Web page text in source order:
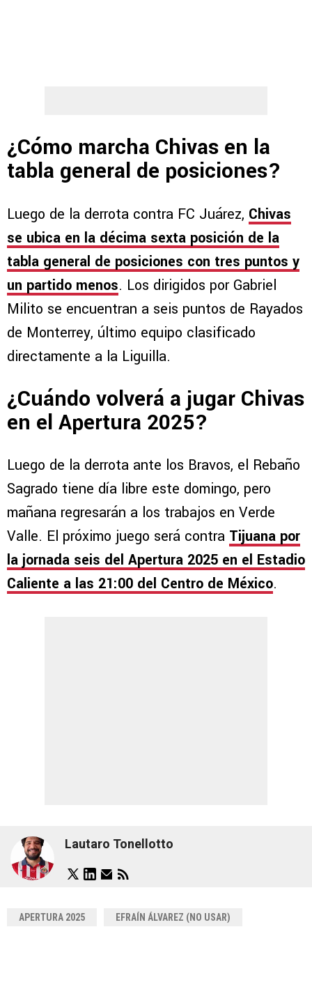
¿Cómo marcha Chivas en la
tabla general de posiciones?
Luego de la derrota contra FC Juárez, Chivas
se ubica en la décima sexta posición de la
tabla general de posiciones con tres puntos y
un partido menos. Los dirigidos por Gabriel
Milito se encuentran a seis puntos de Rayados
de Monterrey, último equipo clasificado
directamente a la Liguilla.
¿Cuándo volverá a jugar Chivas
en el Apertura 2025?
Luego de la derrota ante los Bravos, el Rebaño
Sagrado tiene día libre este domingo, pero
mañana regresarán a los trabajos en Verde
Valle. El próximo juego será contra Tijuana por
la jornada seis del Apertura 2025 en el Estadio
Caliente a las 21:00 del Centro de México.
Lautaro Tonellotto
APERTURA 2025 EFRAÍN ÁLVAREZ (NO USAR)